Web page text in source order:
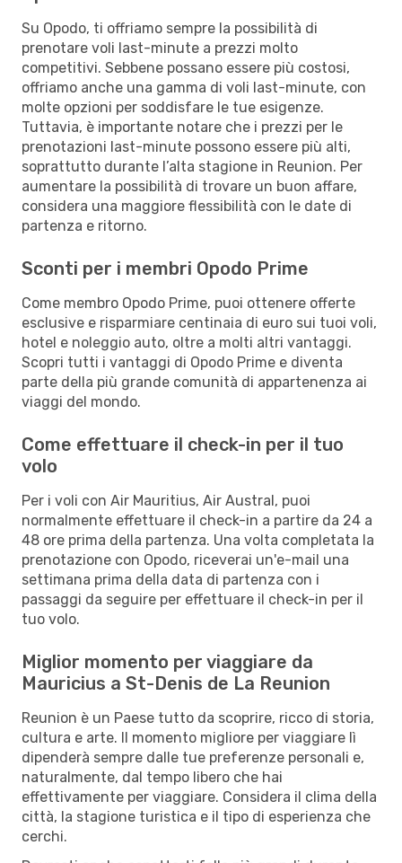
Su Opodo, ti offriamo sempre la possibilità di
prenotare voli last-minute a prezzi molto
competitivi. Sebbene possano essere più costosi,
offriamo anche una gamma di voli last-minute, con
molte opzioni per soddisfare le tue esigenze.
Tuttavia, è importante notare che i prezzi per le
prenotazioni last-minute possono essere più alti,
soprattutto durante l’alta stagione in Reunion. Per
aumentare la possibilità di trovare un buon affare,
considera una maggiore flessibilità con le date di
partenza e ritorno.
Sconti per i membri Opodo Prime
Come membro Opodo Prime, puoi ottenere offerte
esclusive e risparmiare centinaia di euro sui tuoi voli,
hotel e noleggio auto, oltre a molti altri vantaggi.
Scopri tutti i vantaggi di Opodo Prime e diventa
parte della più grande comunità di appartenenza ai
viaggi del mondo.
Come effettuare il check-in per il tuo
volo
Per i voli con Air Mauritius, Air Austral, puoi
normalmente effettuare il check-in a partire da 24 a
48 ore prima della partenza. Una volta completata la
prenotazione con Opodo, riceverai un'e-mail una
settimana prima della data di partenza con i
passaggi da seguire per effettuare il check-in per il
tuo volo.
Miglior momento per viaggiare da
Mauricius a St-Denis de La Reunion
Reunion è un Paese tutto da scoprire, ricco di storia,
cultura e arte. Il momento migliore per viaggiare lì
dipenderà sempre dalle tue preferenze personali e,
naturalmente, dal tempo libero che hai
effettivamente per viaggiare. Considera il clima della
città, la stagione turistica e il tipo di esperienza che
cerchi.